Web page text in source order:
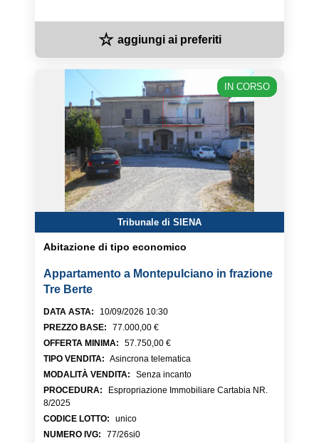
☆ aggiungi ai preferiti
IN CORSO
Tribunale di SIENA
Abitazione di tipo economico
Appartamento a Montepulciano in frazione
Tre Berte
DATA ASTA:
10/09/2026 10:30
PREZZO BASE:
77.000,00 €
OFFERTA MINIMA:
57.750,00 €
TIPO VENDITA: Asincrona telematica
MODALITÀ VENDITA:
Senza incanto
PROCEDURA:
Espropriazione Immobiliare Cartabia NR.
8/2025
CODICE LOTTO:
unico
NUMERO IVG: 77/26si0